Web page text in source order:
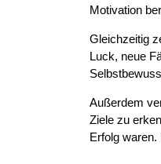
Motivation
Gleichzeitig
Luck, neue
Außerdem
Ziele zu
Erfolg